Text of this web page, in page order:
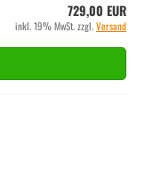
729,00 EUR
inkl. 19% MwSt. zzgl.Versand